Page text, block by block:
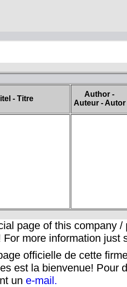
- Titre
Author -
Auteur - Autor
page of this company
For more information just
officielle de cette
est la bienvenue! Pour
un e-mail.